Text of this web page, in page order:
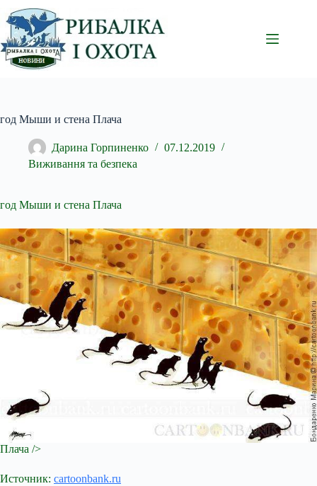
Перейти
до
вмісту
год Мыши и стена Плача
Дарина Горпиненко
07.12.2019
Виживання та безпека
год Мыши и стена Плача
Плача />
Источник: cartoonbank.ru